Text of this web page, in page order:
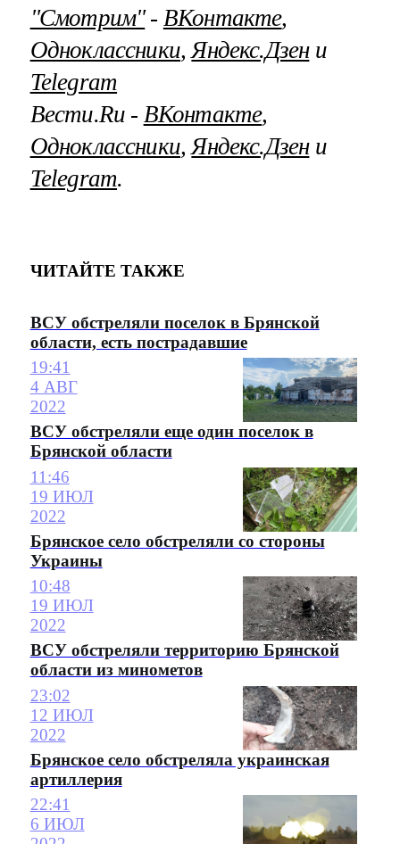
"Смотрим"‐ ВКонтакте,
Одноклассники, Яндекс.Дзени
Telegram
Вести.Ru ‐ ВКонтакте,
Одноклассники, Яндекс.Дзени
Telegram.
ЧИТАЙТЕ ТАКЖЕ
ВСУ обстреляли поселок в Брянской
области, есть пострадавшие
19:41
4 АВГ
2022
ВСУ обстреляли еще один поселок в
Брянской области
11:46
19 ИЮЛ
2022
Брянское село обстреляли со стороны
Украины
10:48
19 ИЮЛ
2022
ВСУ обстреляли территорию Брянской
области из минометов
23:02
12 ИЮЛ
2022
Брянское село обстреляла украинская
артиллерия
22:41
6 ИЮЛ